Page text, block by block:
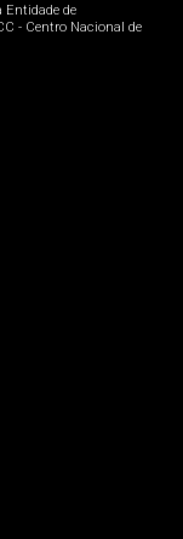
de
- Centro Nacional de